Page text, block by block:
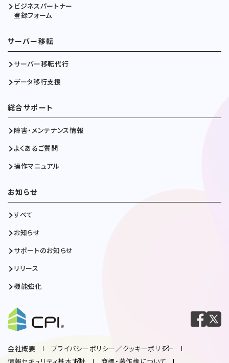
ビジネスパートナー
登録フォーム
サーバー移転
サーバー移転代行
データ移行支援
総合サポート
障害・メンテナンス情報
よくあるご質問
操作マニュアル
お知らせ
すべて
お知らせ
サポートのお知らせ
リリース
機能強化
会社概要
プライバシーポリシー／クッキーポリシー
情報セキュリティ基本方針
商標・著作権について